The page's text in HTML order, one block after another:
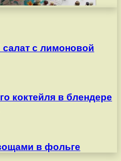
с лимоновой
коктейля в блендере
в фольге